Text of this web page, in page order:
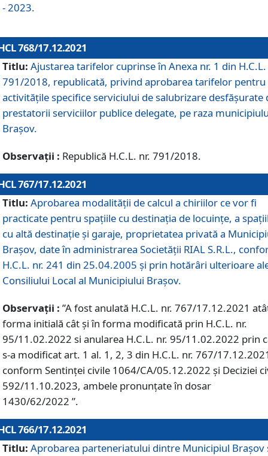
- 2023.
768/17.12.2021
Titlu: Ajustarea tarifelor cuprinse în Anexa nr. 1 din H.C.L.
791/2018, republicată, privind aprobarea tarifelor pentru
activităţile specifice serviciului de salubrizare desfăşurate
prestatorii serviciilor publice delegate, pe raza
Braşov.
Observații : Republică H.C.L. nr. 791/2018.
767/17.12.2021
Titlu: Aprobarea modalității de calcul a chiriilor ce vor fi
practicate pentru spaţiile cu destinaţia de locuinţe, a
cu altă destinaţie şi garaje, proprietatea privată a
Braşov, date în administrarea Societăţii RIAL S.R.L.,
H.C.L. nr. 241 din 25.04.2005 și prin hotărâri ulterioare
Consiliului Local al Municipiului Braşov.
Observații : ”A fost anulată H.C.L. nr. 767/17.12.2021
forma initială cât și în forma modificată prin H.C.L. nr.
95/11.02.2022 si anularea H.C.L. nr. 95/11.02.2022 prin
s-a modificat art. 1 al. 1, 2, 3 din H.C.L. nr. 767/
conform Sentinței civile 1064/CA/05.12.2022 și Deciziei
592/11.10.2023, ambele pronunțate în dosar
1430/62/2022 ”.
766/17.12.2021
Titlu: Aprobarea parteneriatului dintre Municipiul Brașov